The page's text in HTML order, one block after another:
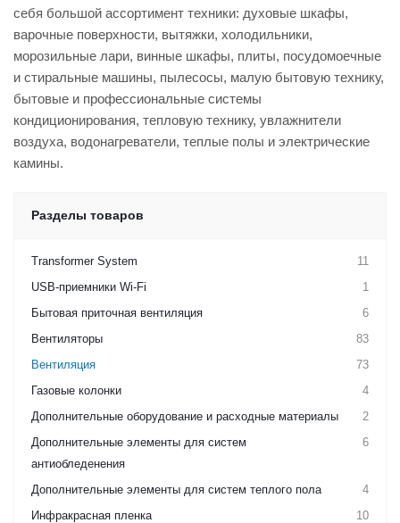
себя большой ассортимент техники: духовые шкафы,
варочные поверхности, вытяжки, холодильники,
морозильные лари, винные шкафы, плиты, посудомоечные
и стиральные машины, пылесосы, малую бытовую технику,
бытовые и профессиональные системы
кондиционирования, тепловую технику, увлажнители
воздуха, водонагреватели, теплые полы и электрические
камины.
Разделы товаров
Transformer System
11
USB-приемники Wi-Fi
1
Бытовая приточная вентиляция
6
Вентиляторы
83
Вентиляция
73
Газовые колонки
4
Дополнительные оборудование и расходные материалы
2
Дополнительные элементы для систем
антиобледенения
6
Дополнительные элементы для систем теплого пола
4
Инфракрасная пленка
10